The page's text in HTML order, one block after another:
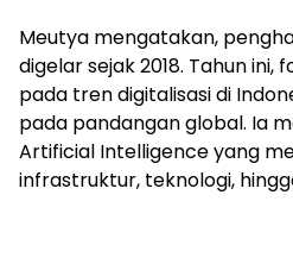
Meutya mengatakan,
digelar sejak 2018. Tahun ini,
pada tren digitalisasi di
pada pandangan global. Ia
Artificial Intelligence yang
infrastruktur, teknologi,